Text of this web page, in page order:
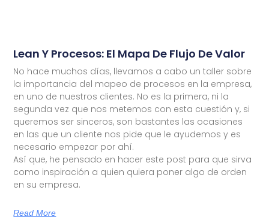
Lean Y Procesos: El Mapa De Flujo De Valor
No hace muchos días, llevamos a cabo un taller sobre
la importancia del mapeo de procesos en la empresa,
en uno de nuestros clientes. No es la primera, ni la
segunda vez que nos metemos con esta cuestión y, si
queremos ser sinceros, son bastantes las ocasiones
en las que un cliente nos pide que le ayudemos y es
necesario empezar por ahí.
Así que, he pensado en hacer este post para que sirva
como inspiración a quien quiera poner algo de orden
en su empresa.
Read More